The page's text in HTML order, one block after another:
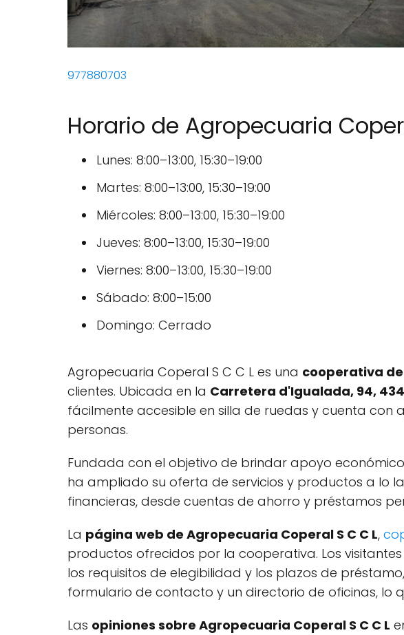
977880703
Horario de Agropecuaria
Lunes: 8:00–13:00, 15:30–19:00
Martes: 8:00–13:00, 15:30–19:00
Miércoles: 8:00–13:00, 15:30–19:00
Jueves: 8:00–13:00, 15:30–19:00
Viernes: 8:00–13:00, 15:30–19:00
Sábado: 8:00–15:00
Domingo: Cerrado
Agropecuaria Coperal S C C L es una cooperativa
clientes. Ubicada en la Carretera d'Igualada, 94,
fácilmente accesible en silla de ruedas y cuenta
personas.
Fundada con el objetivo de brindar apoyo
ha ampliado su oferta de servicios y productos a lo
financieras, desde cuentas de ahorro y préstamos
La página web de Agropecuaria Coperal S C C L,
productos ofrecidos por la cooperativa. Los
los requisitos de elegibilidad y los plazos de
formulario de contacto y un directorio de oficinas, lo
Las opiniones sobre Agropecuaria Coperal S C C L